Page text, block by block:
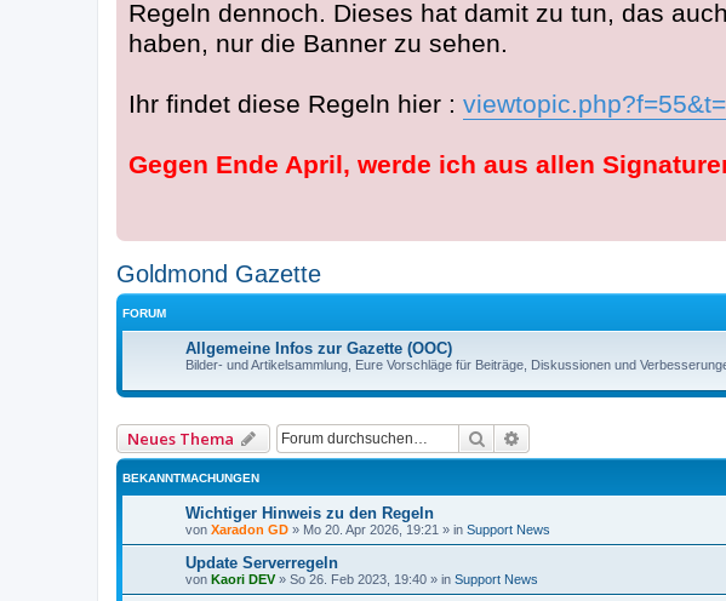
Regeln dennoch. Dieses hat damit zu tun, das
haben, nur die Banner zu sehen.
Ihr findet diese Regeln hier :
Gegen Ende April, werde ich aus allen
Goldmond Gazette
FORUM
Allgemeine Infos zur Gazette (OOC)
Bilder- und Artikelsammlung, Eure Vorschläge für Beiträge, Diskussionen und
Neues Thema Suche
BEKANNTMACHUNGEN
Wichtiger Hinweis zu den Regeln
von Xaradon GD » Mo 20. Apr 2026, 19:21 » in Support News
Update Serverregeln
von Kaori DEV» So 26. Feb 2023, 19:40 » in Support News